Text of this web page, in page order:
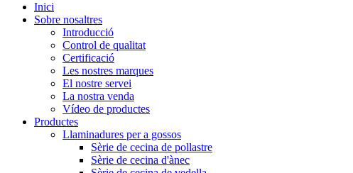
Inici
Sobre nosaltres
Introducció
Control de qualitat
Certificació
Les nostres marques
El nostre servei
La nostra venda
Vídeo de productes
Productes
Llaminadures per a gossos
Sèrie de cecina de pollastre
Sèrie de cecina d'ànec